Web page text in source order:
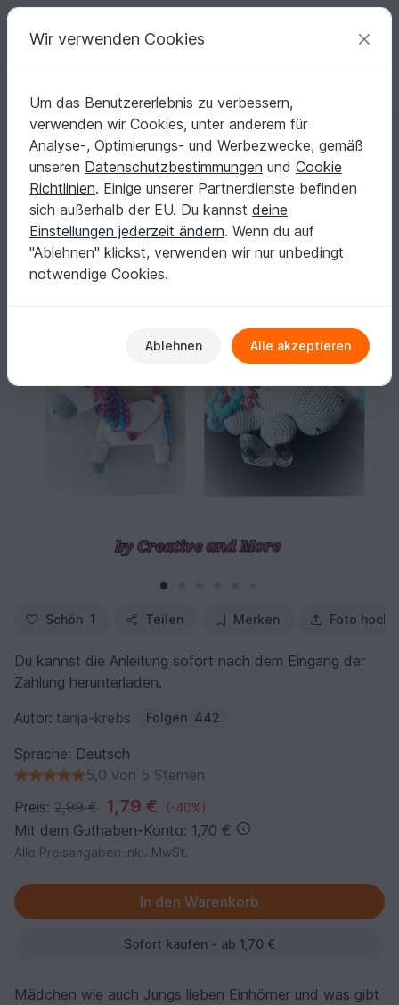
Deine kreativen Ideen
Deutsch | € (EUR) einloggen Kostenlos registrieren
Startseite Häkeln Taschen Umhängetaschen
Häkelanleitung Einhorn-Tasche (45 x 28 cm) - PDF
Häkelanleitung Einhorn-Tasche (45 x 28 cm) -
PDF
Schön 1 Teilen Merken Foto
Du kannst die Anleitung sofort nach dem Eingang der
Zahlung herunterladen.
Autor: tanja-krebs Folgen 442
Sprache: Deutsch
5,0 von 5 Sternen
Preis: 2,99 € 1,79 € (-40%)
Mit dem Guthaben-Konto: 1,70 €
Alle Preisangaben inkl. MwSt.
Sofort kaufen - ab 1,70 €
Mädchen wie auch Jungs lieben Einhörner und was gibt
Wir verwenden Cookies
Um das Benutzererlebnis zu verbessern,
verwenden wir Cookies, unter anderem für
Analyse-, Optimierungs- und Werbezwecke, gemäß
unseren Datenschutzbestimmungen und Cookie
Richtlinien. Einige unserer Partnerdienste befinden
sich außerhalb der EU. Du kannst deine
Einstellungen jederzeit ändern. Wenn du auf
"Ablehnen" klickst, verwenden wir nur unbedingt
notwendige Cookies.
Ablehnen Alle akzeptieren